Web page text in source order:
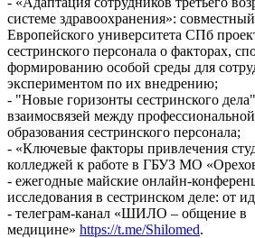
системе здравоохранения»:
Европейского университета СПб
сестринского персонала о факторах,
формированию особой среды для
экспериментом по их внедрению;
- "Новые горизонты сестринского
взаимосвязей между
образования сестринского персонала;
- «Ключевые факторы привлечения
колледжей к работе в ГБУЗ МО
- ежегодные майские онлайн-
исследования в сестринском деле: от
- телеграм-канал «ШИЛО – общение в
медицине» https://t.me/Shilomed.